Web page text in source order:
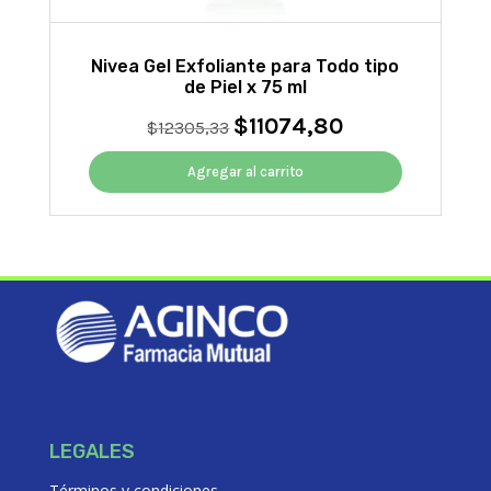
Nivea Gel Exfoliante para Todo tipo
de Piel x 75 ml
$12305,33 El
precio
original
era:
$12305,33.
$11074,80El
precio
es:
$11074,80.
Agregar al carrito
LEGALES